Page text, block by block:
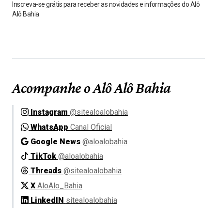
Inscreva-se grátis para receber as novidades e informações do Alô
Alô Bahia
Acompanhe o Alô Alô Bahia
Instagram @sitealoalobahia
WhatsApp Canal Oficial
Google News @aloalobahia
TikTok @aloalobahia
Threads @sitealoalobahia
X AloAlo_Bahia
LinkedIN sitealoalobahia